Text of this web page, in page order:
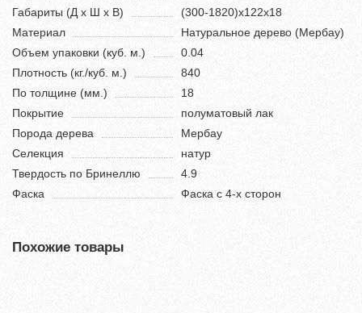
Габариты (Д х Ш х В)
(300-1820)х122х18
Материал
Натуральное дерево (Мербау)
Объем упаковки (куб. м.)
0.04
Плотность (кг./куб. м.)
840
По толщине (мм.)
18
Покрытие
полуматовый лак
Порода дерева
Мербау
Селекция
натур
Твердость по Бринеллю
4.9
Фаска
Фаска с 4-х сторон
Похожие товары